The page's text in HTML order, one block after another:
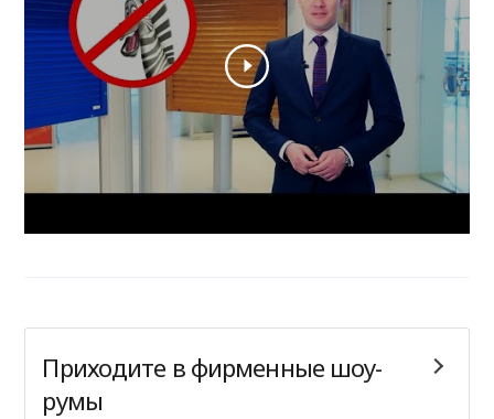
Приходите в фирменные шоу-
румы